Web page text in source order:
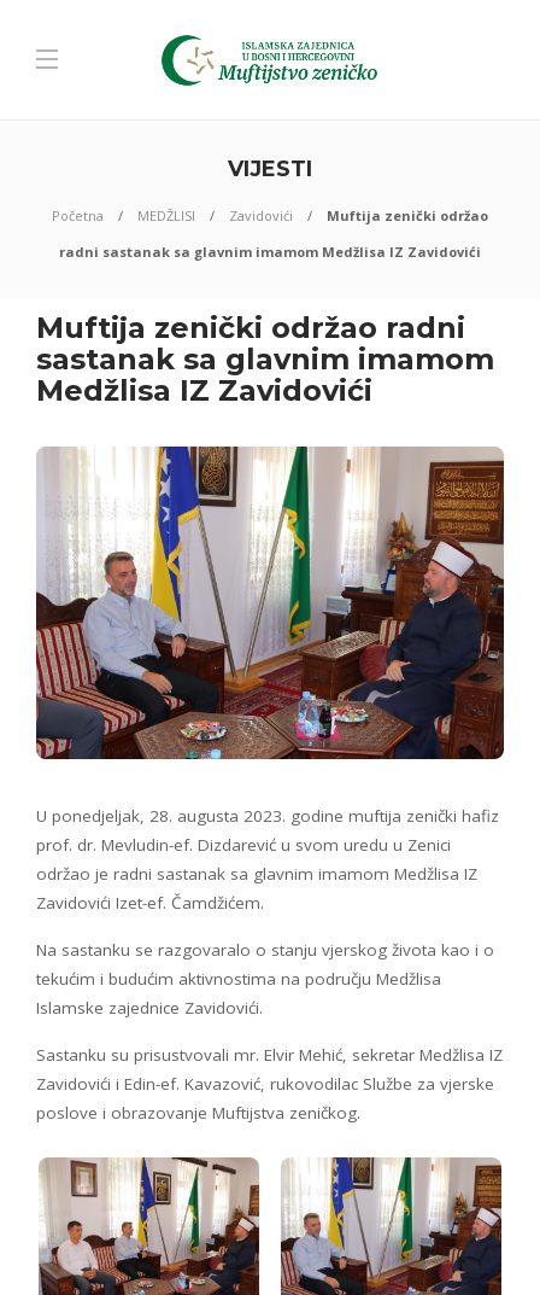
VIJESTI
Početna MEDŽLISI Zavidovići
Muftija zenički održao
radni sastanak sa glavnim imamom Medžlisa IZ Zavidovići
Muftija zenički održao radni
sastanak sa glavnim imamom
Medžlisa IZ Zavidovići
U ponedjeljak, 28. augusta 2023. godine muftija zenički hafiz
prof. dr. Mevludin-ef. Dizdarević u svom uredu u Zenici
održao je radni sastanak sa glavnim imamom Medžlisa IZ
Zavidovići Izet-ef. Čamdžićem.
Na sastanku se razgovaralo o stanju vjerskog života kao i o
tekućim i budućim aktivnostima na području Medžlisa
Islamske zajednice Zavidovići.
Sastanku su prisustvovali mr. Elvir Mehić, sekretar Medžlisa IZ
Zavidovići i Edin-ef. Kavazović, rukovodilac Službe za vjerske
poslove i obrazovanje Muftijstva zeničkog.